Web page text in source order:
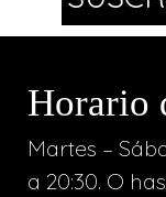
Horario
Martes –
a 20:30. O